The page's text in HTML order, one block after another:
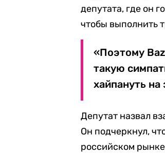
депутата, где он
чтобы выполнить
«Поэтому
такую
хайпануть
Депутат назвал
Он подчеркнул,
российском